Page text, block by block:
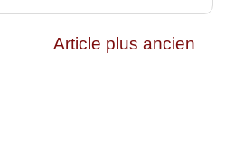
Article plus ancien